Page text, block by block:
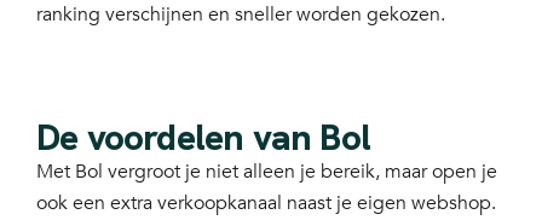
ranking verschijnen en sneller worden gekozen.
De voordelen van Bol
Met Bol vergroot je niet alleen je bereik, maar open je
ook een extra verkoopkanaal naast je eigen webshop.